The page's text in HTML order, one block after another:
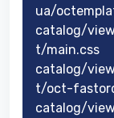
ua/
catalog/
t/main.css
catalog/
t/oct-
catalog/